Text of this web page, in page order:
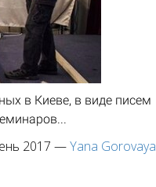
в Киеве, в виде писем
2017 —Yana Gorovaya